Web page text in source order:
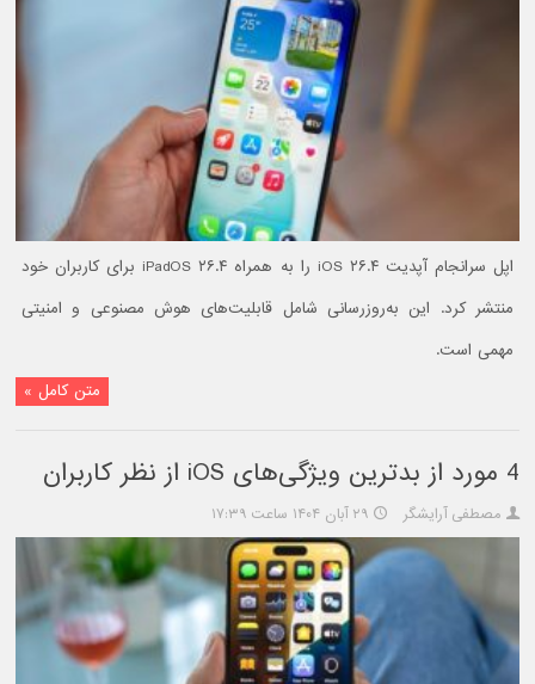
اپل سرانجام آپدیت iOS ۲۶.۴ را به همراه iPadOS ۲۶.۴ برای کاربران خود
منتشر کرد. این به‌روزرسانی شامل قابلیت‌های هوش مصنوعی و امنیتی
مهمی است.
متن کامل »
4 مورد از بدترین ویژگی‌های iOS از نظر کاربران
مصطفی آرایشگر ۲۹ آبان ۱۴۰۴ ساعت ۱۷:۳۹